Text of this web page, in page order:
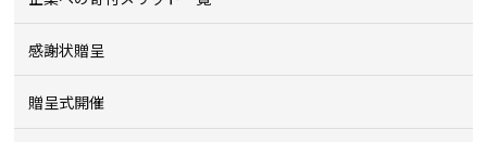
感謝状贈呈
贈呈式開催